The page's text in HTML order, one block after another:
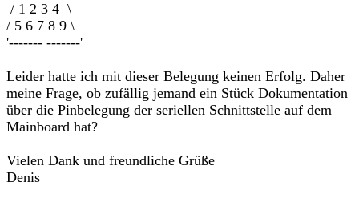
/ 1 2 3 4 \
/ 5 6 7 8 9 \
'------- -------'
Leider hatte ich mit dieser Belegung keinen Erfolg. Daher
meine Frage, ob zufällig jemand ein Stück Dokumentation
über die Pinbelegung der seriellen Schnittstelle auf dem
Mainboard hat?
Vielen Dank und freundliche Grüße
Denis